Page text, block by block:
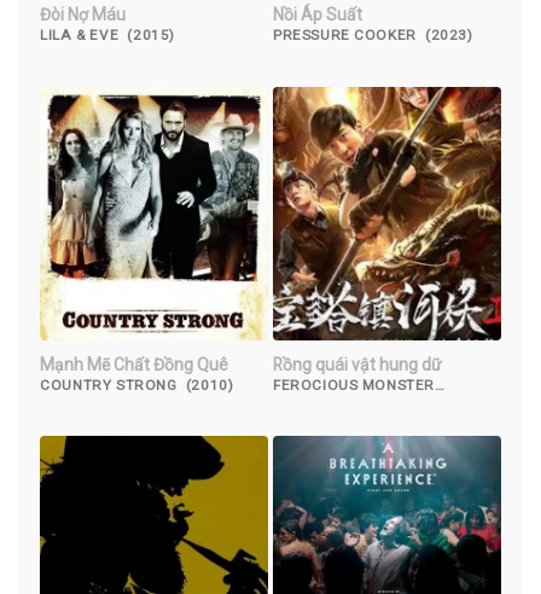
Đòi Nợ Máu
LILA & EVE (2015)
Nồi Áp Suất
PRESSURE COOKER (2023)
Mạnh Mẽ Chất Đồng Quê
COUNTRY STRONG (2010)
Rồng quái vật hung dữ
FEROCIOUS MONSTER